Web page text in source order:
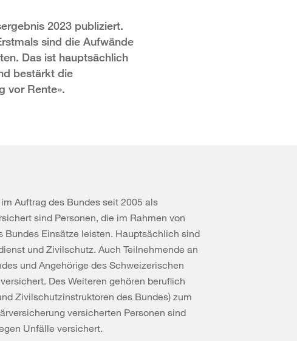
2023 publiziert.
sind die Aufwände
Das ist hauptsächlich
bestärkt die
vor Rente».
Auftrag des Bundes seit 2005 als
sind Personen, die im Rahmen von
Bundes Einsätze leisten. Hauptsächlich sind
und Zivilschutz. Auch Teilnehmende an
und Angehörige des Schweizerischen
Des Weiteren gehören beruflich
Zivilschutzinstruktoren des Bundes) zum
versicherten Personen sind
Unfälle versichert.